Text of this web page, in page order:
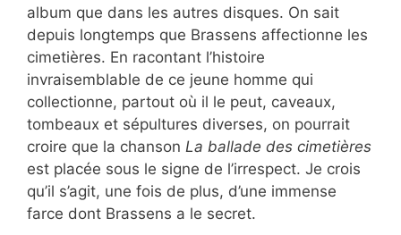
album que dans les autres disques. On sait
depuis longtemps que Brassens affectionne les
cimetières. En racontant l’histoire
invraisemblable de ce jeune homme qui
collectionne, partout où il le peut, caveaux,
tombeaux et sépultures diverses, on pourrait
croire que la chanson La ballade des cimetières
est placée sous le signe de l’irrespect. Je crois
qu’il s’agit, une fois de plus, d’une immense
farce dont Brassens a le secret.